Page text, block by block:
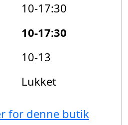
10-17:30
10-17:30
10-13
Lukket
for denne butik